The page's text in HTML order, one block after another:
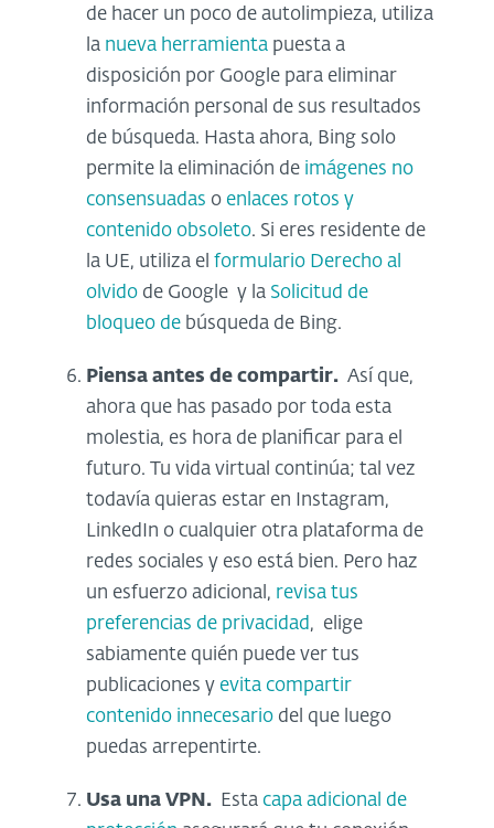
de hacer un poco de autolimpieza, utiliza
la nueva herramientapuesta a
disposición por Google para eliminar
información personal de sus resultados
de búsqueda. Hasta ahora, Bing solo
permite la eliminación de imágenes no
consensuadas o enlaces rotos y
contenido obsoleto. Si eres residente de
la UE, utiliza el formulario Derecho al
olvidode Google y la Solicitud de
bloqueo debúsqueda de Bing.
Piensa antes de compartir. Así que,
ahora que has pasado por toda esta
molestia, es hora de planificar para el
futuro. Tu vida virtual continúa; tal vez
todavía quieras estar en Instagram,
LinkedIn o cualquier otra plataforma de
redes sociales y eso está bien. Pero haz
un esfuerzo adicional, revisa tus
preferencias de privacidad, elige
sabiamente quién puede ver tus
publicaciones y evita compartir
contenido innecesariodel que luego
puedas arrepentirte.
Usa una VPN. Esta capa adicional de